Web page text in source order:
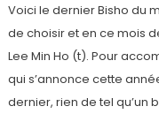
Voici le dernier Bisho du
de choisir et en ce mois
Lee Min Ho (t). Pour
qui s’annonce cette
dernier, rien de tel qu’un